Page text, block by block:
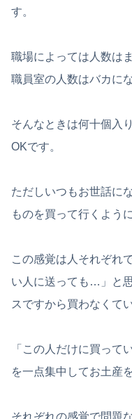
す。
職場によっては人数は
職員室の人数はバカに
そんなときは何十個入
OKです。
ただしいつもお世話に
ものを買って行くよう
この感覚は人それぞれ
い人に送っても…」と
スですから買わなくて
「この人だけに買って
を一点集中してお土産
それぞれの感覚で問題